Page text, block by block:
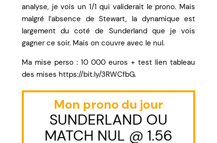
analyse, je vois un 1/1 qui validerait le prono. Mais
malgré l’absence de Stewart, la dynamique est
largement du coté de Sunderland que je vois
gagner ce soir. Mais on couvre avec le nul.
Ma mise perso : 10 000 euros + test lien tableau
des mises https://bit.ly/3RWCfbG.
Mon prono du jour
SUNDERLAND OU
MATCH NUL @ 1.56